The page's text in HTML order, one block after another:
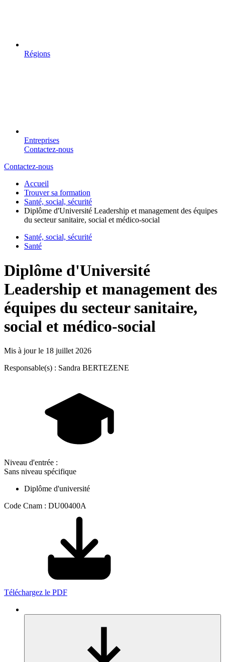
Régions
Entreprises
Contactez-nous
Contactez-nous
Accueil
Trouver sa formation
Santé, social, sécurité
Diplôme d'Université Leadership et management des équipes
du secteur sanitaire, social et médico-social
Santé, social, sécurité
Santé
Diplôme d'Université
Leadership et management des
équipes du secteur sanitaire,
social et médico-social
Mis à jour le 18 juillet 2026
Responsable(s) : Sandra BERTEZENE
Niveau d'entrée :
Sans niveau spécifique
Diplôme d'université
Code Cnam : DU00400A
Téléchargez le PDF